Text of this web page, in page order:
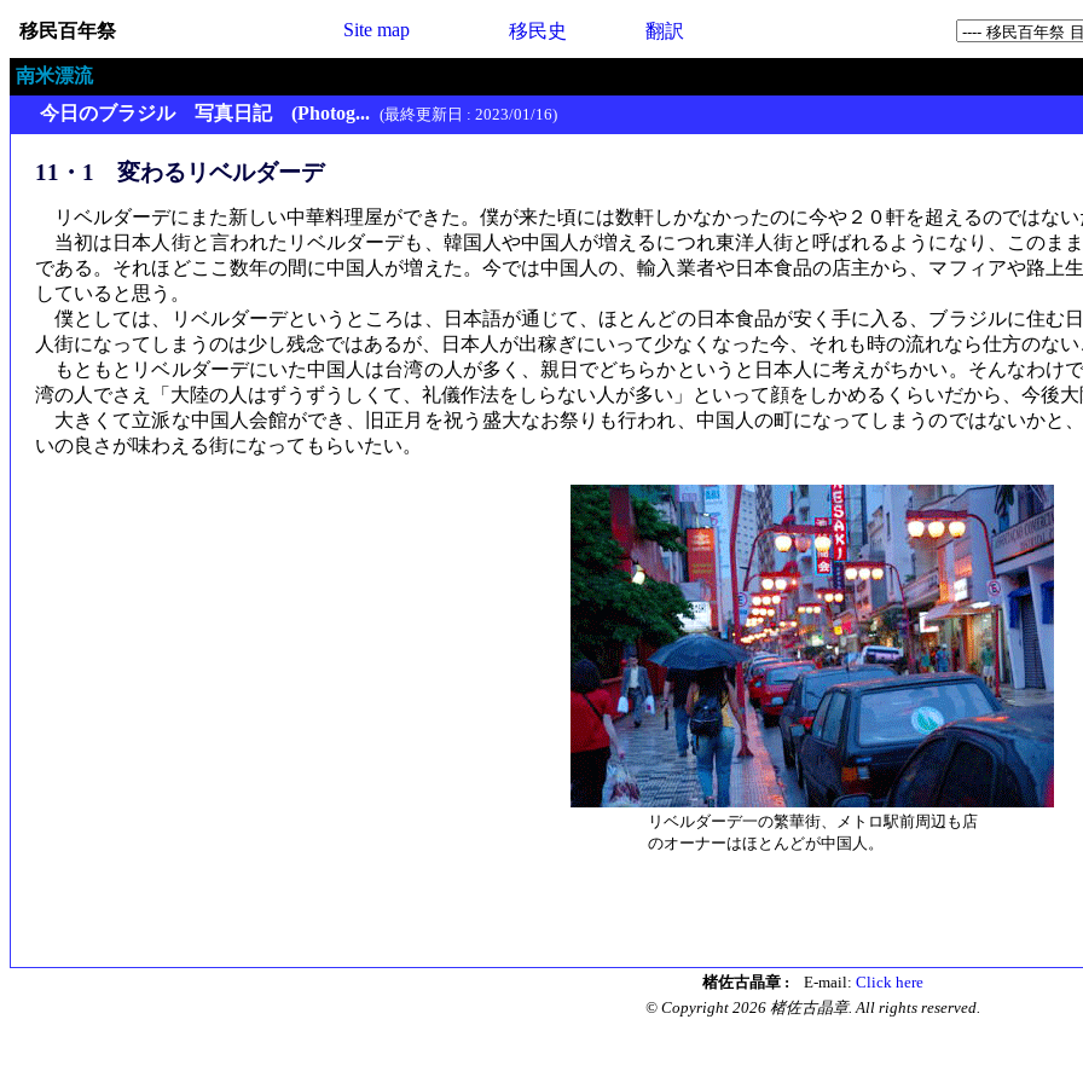
移民百年祭 Site map 移民史 翻訳
南米漂流
今日のブラジル 写真日記 (Photog... (最終更新日 : 2023/01/16)
11・1 変わるリベルダーデ
リベルダーデにまた新しい中華料理屋ができた。僕が来た頃には数軒しかなかったのに今や２０軒を超えるのではない
当初は日本人街と言われたリベルダーデも、韓国人や中国人が増えるにつれ東洋人街と呼ばれるようになり、このま
である。それほどここ数年の間に中国人が増えた。今では中国人の、輸入業者や日本食品の店主から、マフィアや路上
していると思う。
僕としては、リベルダーデというところは、日本語が通じて、ほとんどの日本食品が安く手に入る、ブラジルに住む
人街になってしまうのは少し残念ではあるが、日本人が出稼ぎにいって少なくなった今、それも時の流れなら仕方のない
もともとリベルダーデにいた中国人は台湾の人が多く、親日でどちらかというと日本人に考えがちかい。そんなわけ
湾の人でさえ「大陸の人はずうずうしくて、礼儀作法をしらない人が多い」といって顔をしかめるくらいだから、今後
大きくて立派な中国人会館ができ、旧正月を祝う盛大なお祭りも行われ、中国人の町になってしまうのではないかと
いの良さが味わえる街になってもらいたい。
リベルダーデ一の繁華街、メトロ駅前周辺も店
のオーナーはほとんどが中国人。
楮佐古晶章 : E-mail: Click here
© Copyright 2026 楮佐古晶章. All rights reserved.